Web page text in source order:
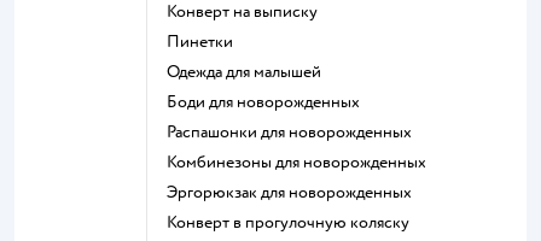
Конверт на выписку
Пинетки
Одежда для малышей
Боди для новорожденных
Распашонки для новорожденных
Комбинезоны для новорожденных
Эргорюкзак для новорожденных
Конверт в прогулочную коляску